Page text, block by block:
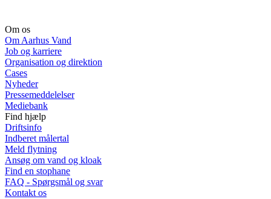
Om os
Om Aarhus Vand
Job og karriere
Organisation og direktion
Cases
Nyheder
Pressemeddelelser
Mediebank
Find hjælp
Driftsinfo
Indberet målertal
Meld flytning
Ansøg om vand og kloak
Find en stophane
FAQ - Spørgsmål og svar
Kontakt os